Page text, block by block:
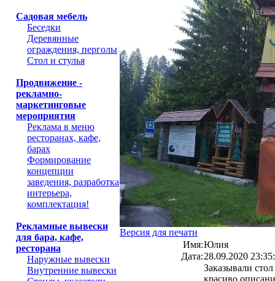
Садовая мебель
Беседки
Деревянные
ограждения, перголы
Стол и стулья
Продвижение -
рекламно-
маркетинговые
мероприятия
Реклама в меню
ресторанах, кафе,
барах
Формирование
концепции
заведения, разработка
интерьера,
комплектация!
Рекламные вывески
для бара, кафе,
ресторана
Наружные вывески
Внутренние вывески
Версия для печати
Имя:Юлия
Дата:28.09.2020
Заказывали
красиво